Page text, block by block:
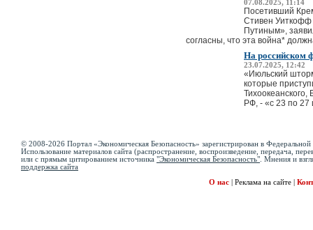
07.08.2025, 11:14
Посетивший
Стивен Уиткофф
Путиным»,
согласны, что эта война*
На российском
23.07.2025, 12:42
«Июльский
которые
РФ, - «с 23 по
© 2008-2026 Портал «Экономическая Безопасность» зарегистрирован в
Использование материалов сайта (распространение, воспроизведение, передача,
или с прямым цитированием источника "Экономическая Безопасность" . Мнения и
поддержка сайта
О нас
Реклама на сайте